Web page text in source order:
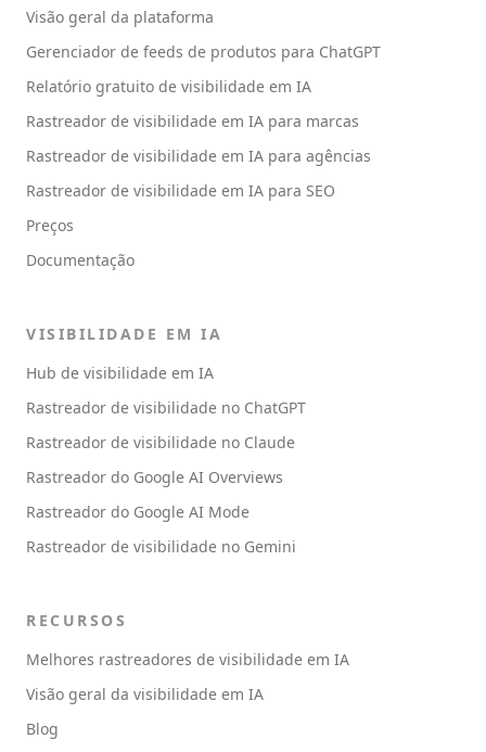
Visão geral da plataforma
Gerenciador de feeds de produtos para ChatGPT
Relatório gratuito de visibilidade em IA
Rastreador de visibilidade em IA para marcas
Rastreador de visibilidade em IA para agências
Rastreador de visibilidade em IA para SEO
Preços
Documentação
VISIBILIDADE EM IA
Hub de visibilidade em IA
Rastreador de visibilidade no ChatGPT
Rastreador de visibilidade no Claude
Rastreador do Google AI Overviews
Rastreador do Google AI Mode
Rastreador de visibilidade no Gemini
RECURSOS
Melhores rastreadores de visibilidade em IA
Visão geral da visibilidade em IA
Blog